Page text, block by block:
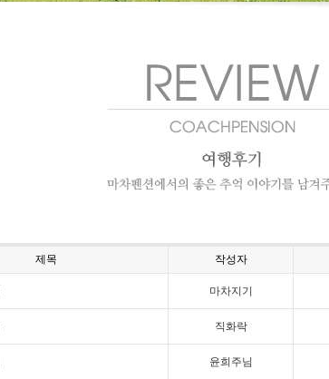
제목 작성자
마차지기
직화락
윤희주님